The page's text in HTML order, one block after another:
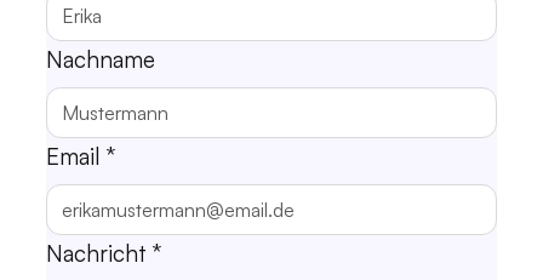
Nachname
Email *
Nachricht *